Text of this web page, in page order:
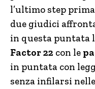
l’ultimo step
due giudici
in questa puntata
Factor 22 con le
in puntata con
senza infilarsi